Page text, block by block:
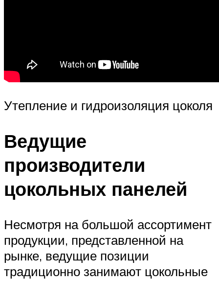
Утепление и гидроизоляция цоколя
Ведущие
производители
цокольных панелей
Несмотря на большой ассортимент
продукции, представленной на
рынке, ведущие позиции
традиционно занимают цокольные